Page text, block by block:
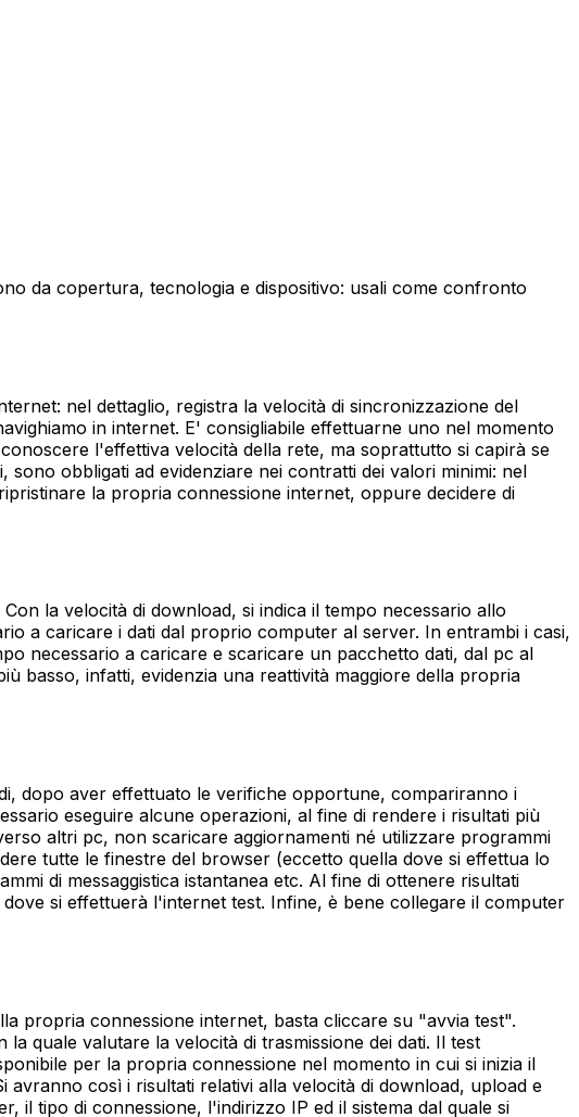
da copertura, tecnologia e dispositivo: usali come confronto
nel dettaglio, registra la velocità di sincronizzazione del
in internet. E' consigliabile effettuarne uno nel momento
l'effettiva velocità della rete, ma soprattutto si capirà se
obbligati ad evidenziare nei contratti dei valori minimi: nel
la propria connessione internet, oppure decidere di
la velocità di download, si indica il tempo necessario allo
a caricare i dati dal proprio computer al server. In entrambi i casi,
necessario a caricare e scaricare un pacchetto dati, dal pc al
basso, infatti, evidenzia una reattività maggiore della propria
dopo aver effettuato le verifiche opportune, compariranno i
eseguire alcune operazioni, al fine di rendere i risultati più
altri pc, non scaricare aggiornamenti né utilizzare programmi
tutte le finestre del browser (eccetto quella dove si effettua lo
di messaggistica istantanea etc. Al fine di ottenere risultati
si effettuerà l'internet test. Infine, è bene collegare il computer
propria connessione internet, basta cliccare su "avvia test".
quale valutare la velocità di trasmissione dei dati. Il test
per la propria connessione nel momento in cui si inizia il
così i risultati relativi alla velocità di download, upload e
il tipo di connessione, l'indirizzo IP ed il sistema dal quale si